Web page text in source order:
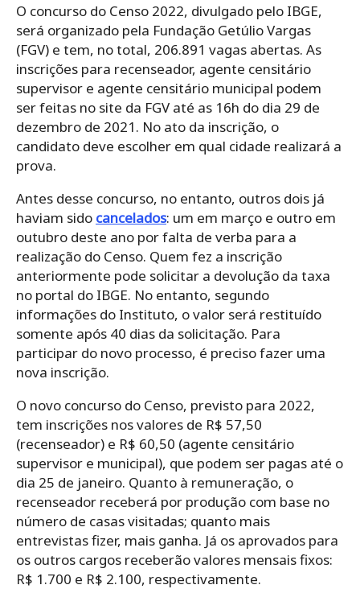
O concurso do Censo 2022, divulgado pelo IBGE,
será organizado pela Fundação Getúlio Vargas
(FGV) e tem, no total, 206.891 vagas abertas. As
inscrições para recenseador, agente censitário
supervisor e agente censitário municipal podem
ser feitas no site da FGV até as 16h do dia 29 de
dezembro de 2021. No ato da inscrição, o
candidato deve escolher em qual cidade realizará a
prova.
Antes desse concurso, no entanto, outros dois já
haviam sido cancelados: um em março e outro em
outubro deste ano por falta de verba para a
realização do Censo. Quem fez a inscrição
anteriormente pode solicitar a devolução da taxa
no portal do IBGE. No entanto, segundo
informações do Instituto, o valor será restituído
somente após 40 dias da solicitação. Para
participar do novo processo, é preciso fazer uma
nova inscrição.
O novo concurso do Censo, previsto para 2022,
tem inscrições nos valores de R$ 57,50
(recenseador) e R$ 60,50 (agente censitário
supervisor e municipal), que podem ser pagas até o
dia 25 de janeiro. Quanto à remuneração, o
recenseador receberá por produção com base no
número de casas visitadas; quanto mais
entrevistas fizer, mais ganha. Já os aprovados para
os outros cargos receberão valores mensais fixos:
R$ 1.700 e R$ 2.100, respectivamente.